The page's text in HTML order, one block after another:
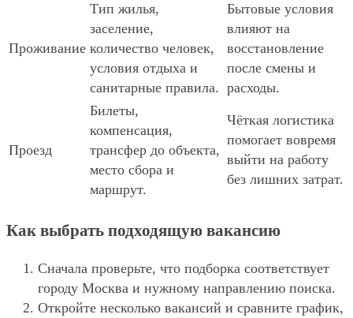
Проживание
Тип жилья,
заселение,
количество человек,
условия отдыха и
санитарные правила.
Бытовые условия
влияют на
восстановление
после смены и
расходы.
Проезд
Билеты,
компенсация,
трансфер до объекта,
место сбора и
маршрут.
Чёткая логистика
помогает вовремя
выйти на работу
без лишних затрат.
Как выбрать подходящую вакансию
Сначала проверьте, что подборка соответствует
городу Москва и нужному направлению поиска.
Откройте несколько вакансий и сравните график,